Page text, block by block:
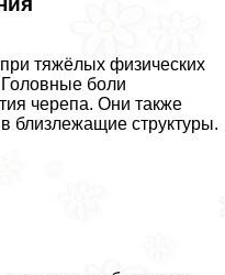
тяжёлых физических
боли
черепа. Они также
близлежащие структуры.